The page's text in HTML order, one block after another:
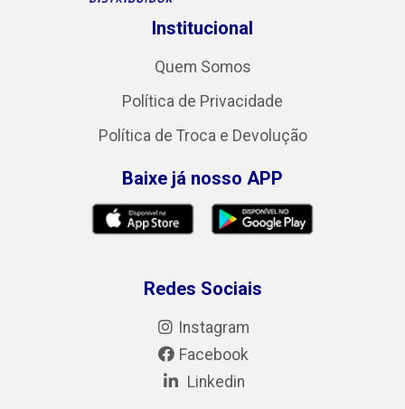
Institucional
Quem Somos
Política de Privacidade
Política de Troca e Devolução
Baixe já nosso APP
Redes Sociais
Instagram
Facebook
Linkedin